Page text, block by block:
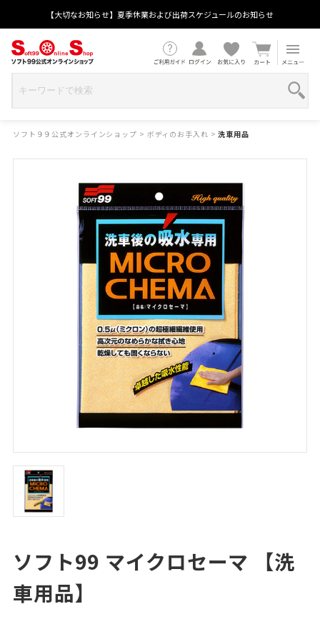
【大切なお知らせ】夏季休業および出荷スケジュールのお知らせ
ソフト９９公式オンラインショップ > ボディのお手入れ > 洗車用品
ソフト99 マイクロセーマ 【洗
車用品】